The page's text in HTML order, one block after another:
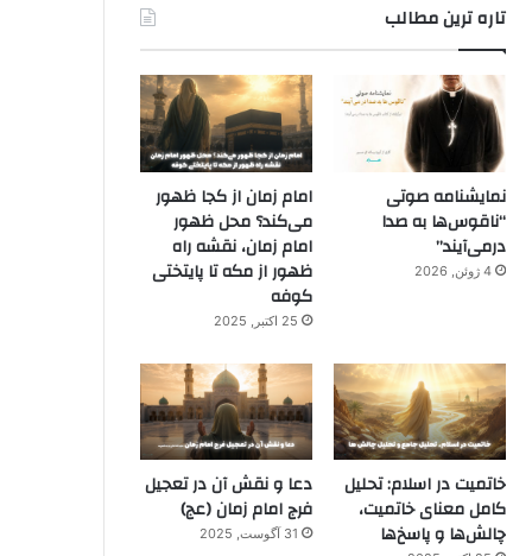
تاره ترین مطالب
نمایشنامه صوتی
“ناقوس‌ها به صدا
در‌می‌آیند”
4 ژوئن, 2026
امام زمان از کجا ظهور
می‌کند؟ محل ظهور
امام زمان، نقشه راه
ظهور از مکه تا پایتختی
کوفه
25 اکتبر, 2025
خاتمیت در اسلام: تحلیل
کامل معنای خاتمیت،
چالش‌ها و پاسخ‌ها
دعا و نقش آن در تعجیل
فرج امام زمان (عج)
31 آگوست, 2025